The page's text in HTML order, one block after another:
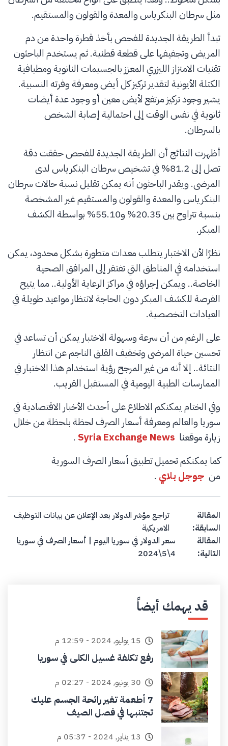
مثل سرطان البنكرياس والمعدة والقولون والمستقيم.
تبدأ الطريقة الجديدة للفحص بأخذ قطرة واحدة من دم
المريض وتجفيفها على قطعة قطنية. ثم يستخدم الباحثون
تقنيات الامتزاز الليزري المعزز بالجسيمات النانوية ومطيافية
الكتلة الأيونية لتقدير تركيز كل أيض ومعرفة وفرته النسبية.
يشير وجود تركيز مرتفع لأيض معين أو وجود عدة أيضات
ثانوية في نفس الوقت إلى احتمالية إصابة الشخص
بالسرطان.
أظهرت النتائج أن الطريقة الجديدة للفحص حققت دقة
تصل إلى 81.2% في تشخيص سرطان البنكرياس لدى
المرضى. ويقدر الباحثون أنه يمكن تقليل نسبة حالات سرطان
البنكرياس والمعدة والقولون والمستقيم غير المشخصة
بنسبة تتراوح بين 20.35% و55.10% بواسطة الكشف
المبكر.
نظرًا لأن الاختبار يتطلب معدات متطورة بشكل محدود، يمكن
استخدامه في المناطق التي تفتقر إلى المرافق الصحية
الخاصة.. ويمكن إجراؤه في مراكز الرعاية الأولية.. مما يتيح
الفرصة للكشف المبكر دون الحاجة لانتظار مواعيد طويلة في
العيادات التخصصية.
على الرغم من أن سرعة وسهولة الاختبار يمكن أن تساعد في
تحسين حياة المرضى وتخفيف القلق الناجم عن انتظار
النتائة.. إلا أنه من غير المرجح رؤية استخدام هذا الاختبار في
الممارسات الطبية اليومية في المستقبل القريب.
وفي الختام يمكنكم الاطلاع على أحدث الأخبار الاقتصادية في
سوريا والعالم ومعرفة أسعار الصرف لحظة بلحظة من خلال
زيارة موقعنا Syria Exchange News
.
كما يمكنكم تحميل تطبيق أسعار الصرف السورية
من جوجل بلاي .
Post navigation
المقالة
السابقة:
تراجع مؤشر الدولار بعد الإعلان عن بيانات التوظيف
الامريكية
المقالة
التالية:
سعر الدولار في سوريا اليوم | أسعار الصرف في سوريا
4\5\2024
قد يهمك أيضاً
15 يوليو, 2024 - 12:59 م
رفع تكلفة غسيل الكلى في سوريا
30 يونيو, 2024 - 02:27 م
7 أطعمة تغير رائحة الجسم عليك
تجتنبها في فصل الصيف
13 يناير, 2024 - 05:37 م